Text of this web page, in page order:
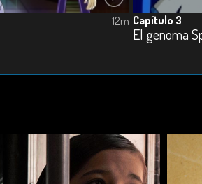
12m Capítulo 3
El genoma